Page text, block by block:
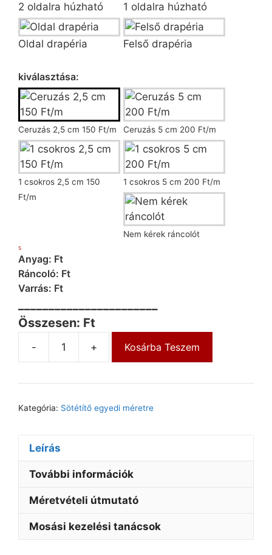
2 oldalra húzható 1 oldalra húzható
Oldal drapéria
Felső drapéria
kiválasztása:
Ceruzás 2,5 cm 150 Ft/m Ceruzás 5 cm 200 Ft/m
1 csokros 2,5 cm 150
Ft/m
1 csokros 5 cm 200 Ft/m
Nem kérek ráncolót
S
Anyag: Ft
Ráncoló: Ft
Varrás: Ft
Összesen: Ft
- + Kosárba Teszem
Kategória: Sötétítő egyedi méretre
Leírás
További információk
Méretvételi útmutató
Mosási kezelési tanácsok